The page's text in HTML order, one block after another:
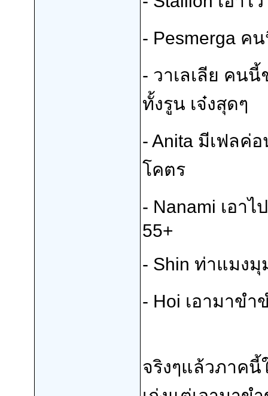
- Pesmergaคน
- วาเลเลีย คน
ทั้งรูน เจ๋งสุดๆ
- Anitaมีเฟลค่อ
โคตร
- Nanami เอา
55+
- Shin ท่าแมงมุ
- Hoi เอามาขำ
จริงๆแล้วภาคนี้